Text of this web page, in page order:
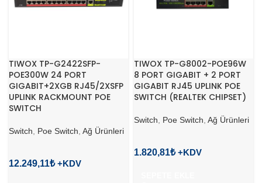
TIWOX TP-G2422SFP-
POE300W 24 PORT
GIGABIT+2XGB RJ45/2XSFP
UPLINK RACKMOUNT POE
SWITCH
Switch Poe Switch Ağ Ürünleri
12.249,11₺
TIWOX TP-G8002-POE96W
8 PORT GIGABIT + 2 PORT
GIGABIT RJ45 UPLINK POE
SWITCH (REALTEK CHIPSET)
Switch Poe Switch Ağ Ürünleri
1.820,81₺